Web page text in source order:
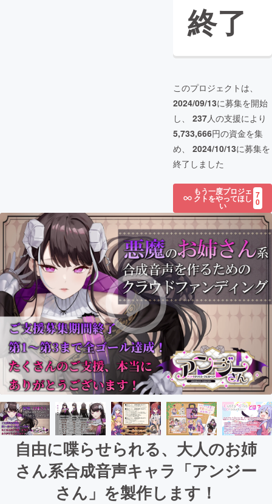
終了
このプロジェクトは、
2024/09/13に募集を開始
し、 237人の支援により
5,733,666円の資金を集
め、 2024/10/13に募集を
終了しました
もう一度プロジェ
クトをやってほし
い
7
0
自由に喋らせられる、大人のお姉
さん系合成音声キャラ「アンジー
さん」を製作します！